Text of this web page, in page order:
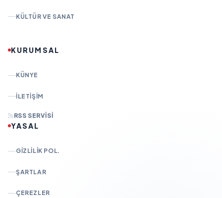
KÜLTÜR VE SANAT
KURUMSAL
KÜNYE
İLETIŞIM
RSS SERVISI
YASAL
GIZLILIK POL.
ŞARTLAR
ÇEREZLER